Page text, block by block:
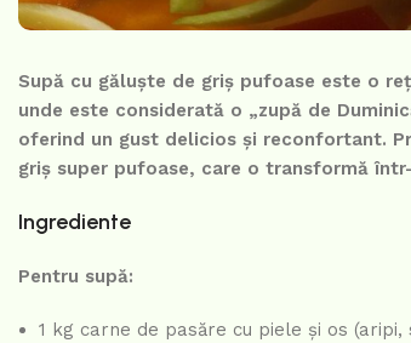
Supă cu găluște de griș pufoase este o
unde este considerată o „zupă de
oferind un gust delicios și reconfortant.
griș super pufoase, care o transformă
Ingrediente
Pentru supă:
1 kg carne de pasăre cu piele și os